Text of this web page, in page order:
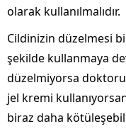
olarak kullanılmalıdır.
Cildinizin düzelmesi
şekilde kullanmaya
düzelmiyorsa
jel kremi
biraz daha